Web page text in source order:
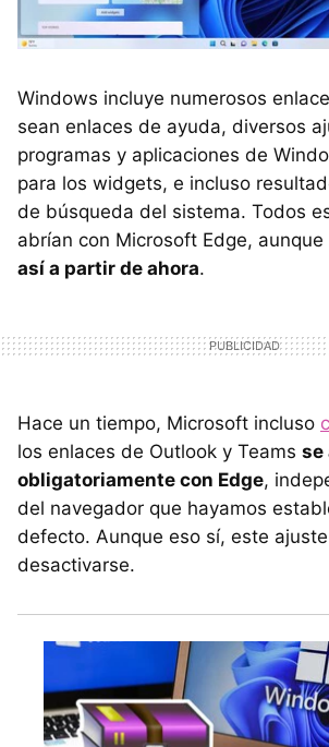
Windows incluye numerosos
sean enlaces de ayuda, diversos
programas y aplicaciones de
para los widgets, e incluso
de búsqueda del sistema. Todos
abrían con Microsoft Edge, aunque
así a partir de ahora.
Hace un tiempo, Microsoft incluso
los enlaces de Outlook y Teams se
obligatoriamente con Edge,
del navegador que hayamos
defecto. Aunque eso sí, este
desactivarse.